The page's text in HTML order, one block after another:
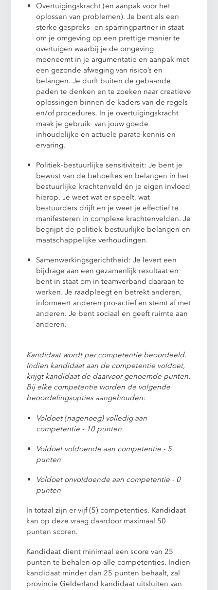
Overtuigingskracht (en aanpak voor het
oplossen van problemen). Je bent als een
sterke gespreks- en sparringpartner in staat
om je omgeving op een prettige manier te
overtuigen waarbij je de omgeving
meeneemt in je argumentatie en aanpak met
een gezonde afweging van risico’s en
belangen. Je durft buiten de gebaande
paden te denken en te zoeken naar creatieve
oplossingen binnen de kaders van de regels
en/of procedures. In je overtuigingskracht
maak je gebruik van jouw goede
inhoudelijke en actuele parate kennis en
ervaring.
Politiek-bestuurlijke sensitiviteit: Je bent je
bewust van de behoeftes en belangen in het
bestuurlijke krachtenveld én je eigen invloed
hierop. Je weet wat er speelt, wat
bestuurders drijft en je weet je effectief te
manifesteren in complexe krachtenvelden. Je
begrijpt de politiek-bestuurlijke belangen en
maatschappelijke verhoudingen.
Samenwerkingsgerichtheid: Je levert een
bijdrage aan een gezamenlijk resultaat en
bent in staat om in teamverband daaraan te
werken. Je raadpleegt en betrekt anderen,
informeert anderen pro-actief en stemt af met
anderen. Je bent sociaal en geeft ruimte aan
anderen.
Kandidaat wordt per competentie beoordeeld.
Indien kandidaat aan de competentie voldoet,
krijgt kandidaat de daarvoor genoemde punten.
Bij elke competentie worden de volgende
beoordelingsopties aangehouden:
Voldoet (nagenoeg) volledig aan
competentie - 10 punten
Voldoet voldoende aan competentie - 5
punten
Voldoet onvoldoende aan competentie - 0
punten
In totaal zijn er vijf (5) competenties. Kandidaat
kan op deze vraag daardoor maximaal 50
punten scoren.
Kandidaat dient minimaal een score van 25
punten te behalen op alle competenties. Indien
kandidaat minder dan 25 punten behaalt, zal
provincie Gelderland kandidaat uitsluiten van